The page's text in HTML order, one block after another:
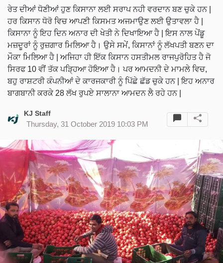
ਰੇਤ ਦੀਆਂ ਧੋਣੀਆਂ ਹੁਣ ਕਿਸਾਨਾ ਲਈ ਸਰਾਪ ਨਹੀ ਵਰਦਾਨ ਬਣ ਚੁਕੇ ਹਨ |
ਹਰ ਕਿਸਾਨ ਧੋਰੋ ਵਿਚ ਆਪਣੀ ਕਿਸਮਤ ਅਜਮਾਉਣ ਲਈ ਉਤਾਵਲਾ ਹੈ |
ਕਿਸਾਨਾ ਨੂੰ ਇਹ ਦਿਨ ਅਨਾਰ ਦੀ ਖੇਤੀ ਨੇ ਦਿਖਾਇਆ ਹੈ | ਇਸ ਨਾਲ ਪੇਂਡੂ
ਮਜ਼ਦੂਰਾਂ ਨੂੰ ਰੁਜ਼ਗਾਰ ਮਿਲਿਆ ਹੈ। ਉਸੇ ਸਮੇਂ, ਕਿਸਾਨਾਂ ਨੂੰ ਲੱਖਪਤੀ ਬਣਨ ਦਾ
ਮੌਕਾ ਮਿਲਿਆ ਹੈ | ਅਜਿਹਾ ਹੀ ਇੱਕ ਕਿਸਾਨ ਹਸਤੀਮਲ ਰਾਜਪੁਰੋਹਿਤ ਹੈ ਜੋ
ਸਿਰਫ 10 ਵੀਂ ਤੱਕ ਪੜ੍ਹਿਆ ਹੋਇਆ ਹੈ। ਪਰ ਆਮਦਨੀ ਦੇ ਮਾਮਲੇ ਵਿਚ,
ਬਹੁ ਰਾਸ਼ਟਰੀ ਕੰਪਨੀਆਂ ਦੇ ਕਾਰਜਕਾਰੀ ਨੂੰ ਪਿੱਛੇ ਛੱਡ ਚੁਕੇ ਹਨ | ਇਹ ਅਨਾਰ
ਬਾਗਬਾਨੀ ਕਰਕੇ 28 ਲੱਖ ਰੁਪਏ ਸਾਲਾਨਾ ਆਮਦਨ ਲੈ ਰਹੇ ਹਨ |
KJ Staff
Thursday, 31 October 2019 10:03 PM